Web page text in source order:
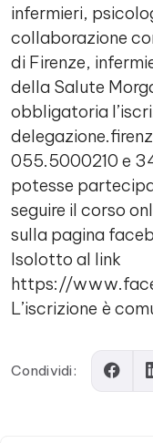
infermieri,
collaborazione
di Firenze,
della Salute
obbligatoria
055.5000210 e
potesse
seguire il corso
sulla pagina
Isolotto al link
https://
L’iscrizione è
Condividi: